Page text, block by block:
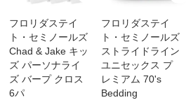
フロリダステイ
ト・セミノールズ
Chad & Jake キッ
ズ パーソナライ
ズ バープ クロス
6パ
フロリダステイ
ト・セミノールズ
ストライドライン
ユニセックス プ
レミアム 70's
Bedding